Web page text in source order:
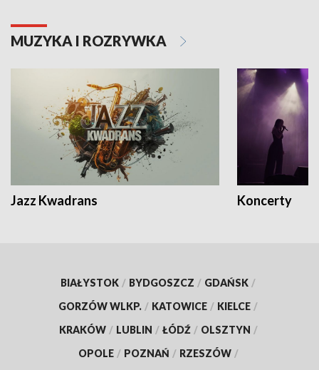
MUZYKA I ROZRYWKA
Jazz Kwadrans Koncerty
BIAŁYSTOK / BYDGOSZCZ / GDAŃSK /
GORZÓW WLKP. / KATOWICE / KIELCE /
KRAKÓW / LUBLIN / ŁÓDŹ / OLSZTYN /
OPOLE / POZNAŃ / RZESZÓW /